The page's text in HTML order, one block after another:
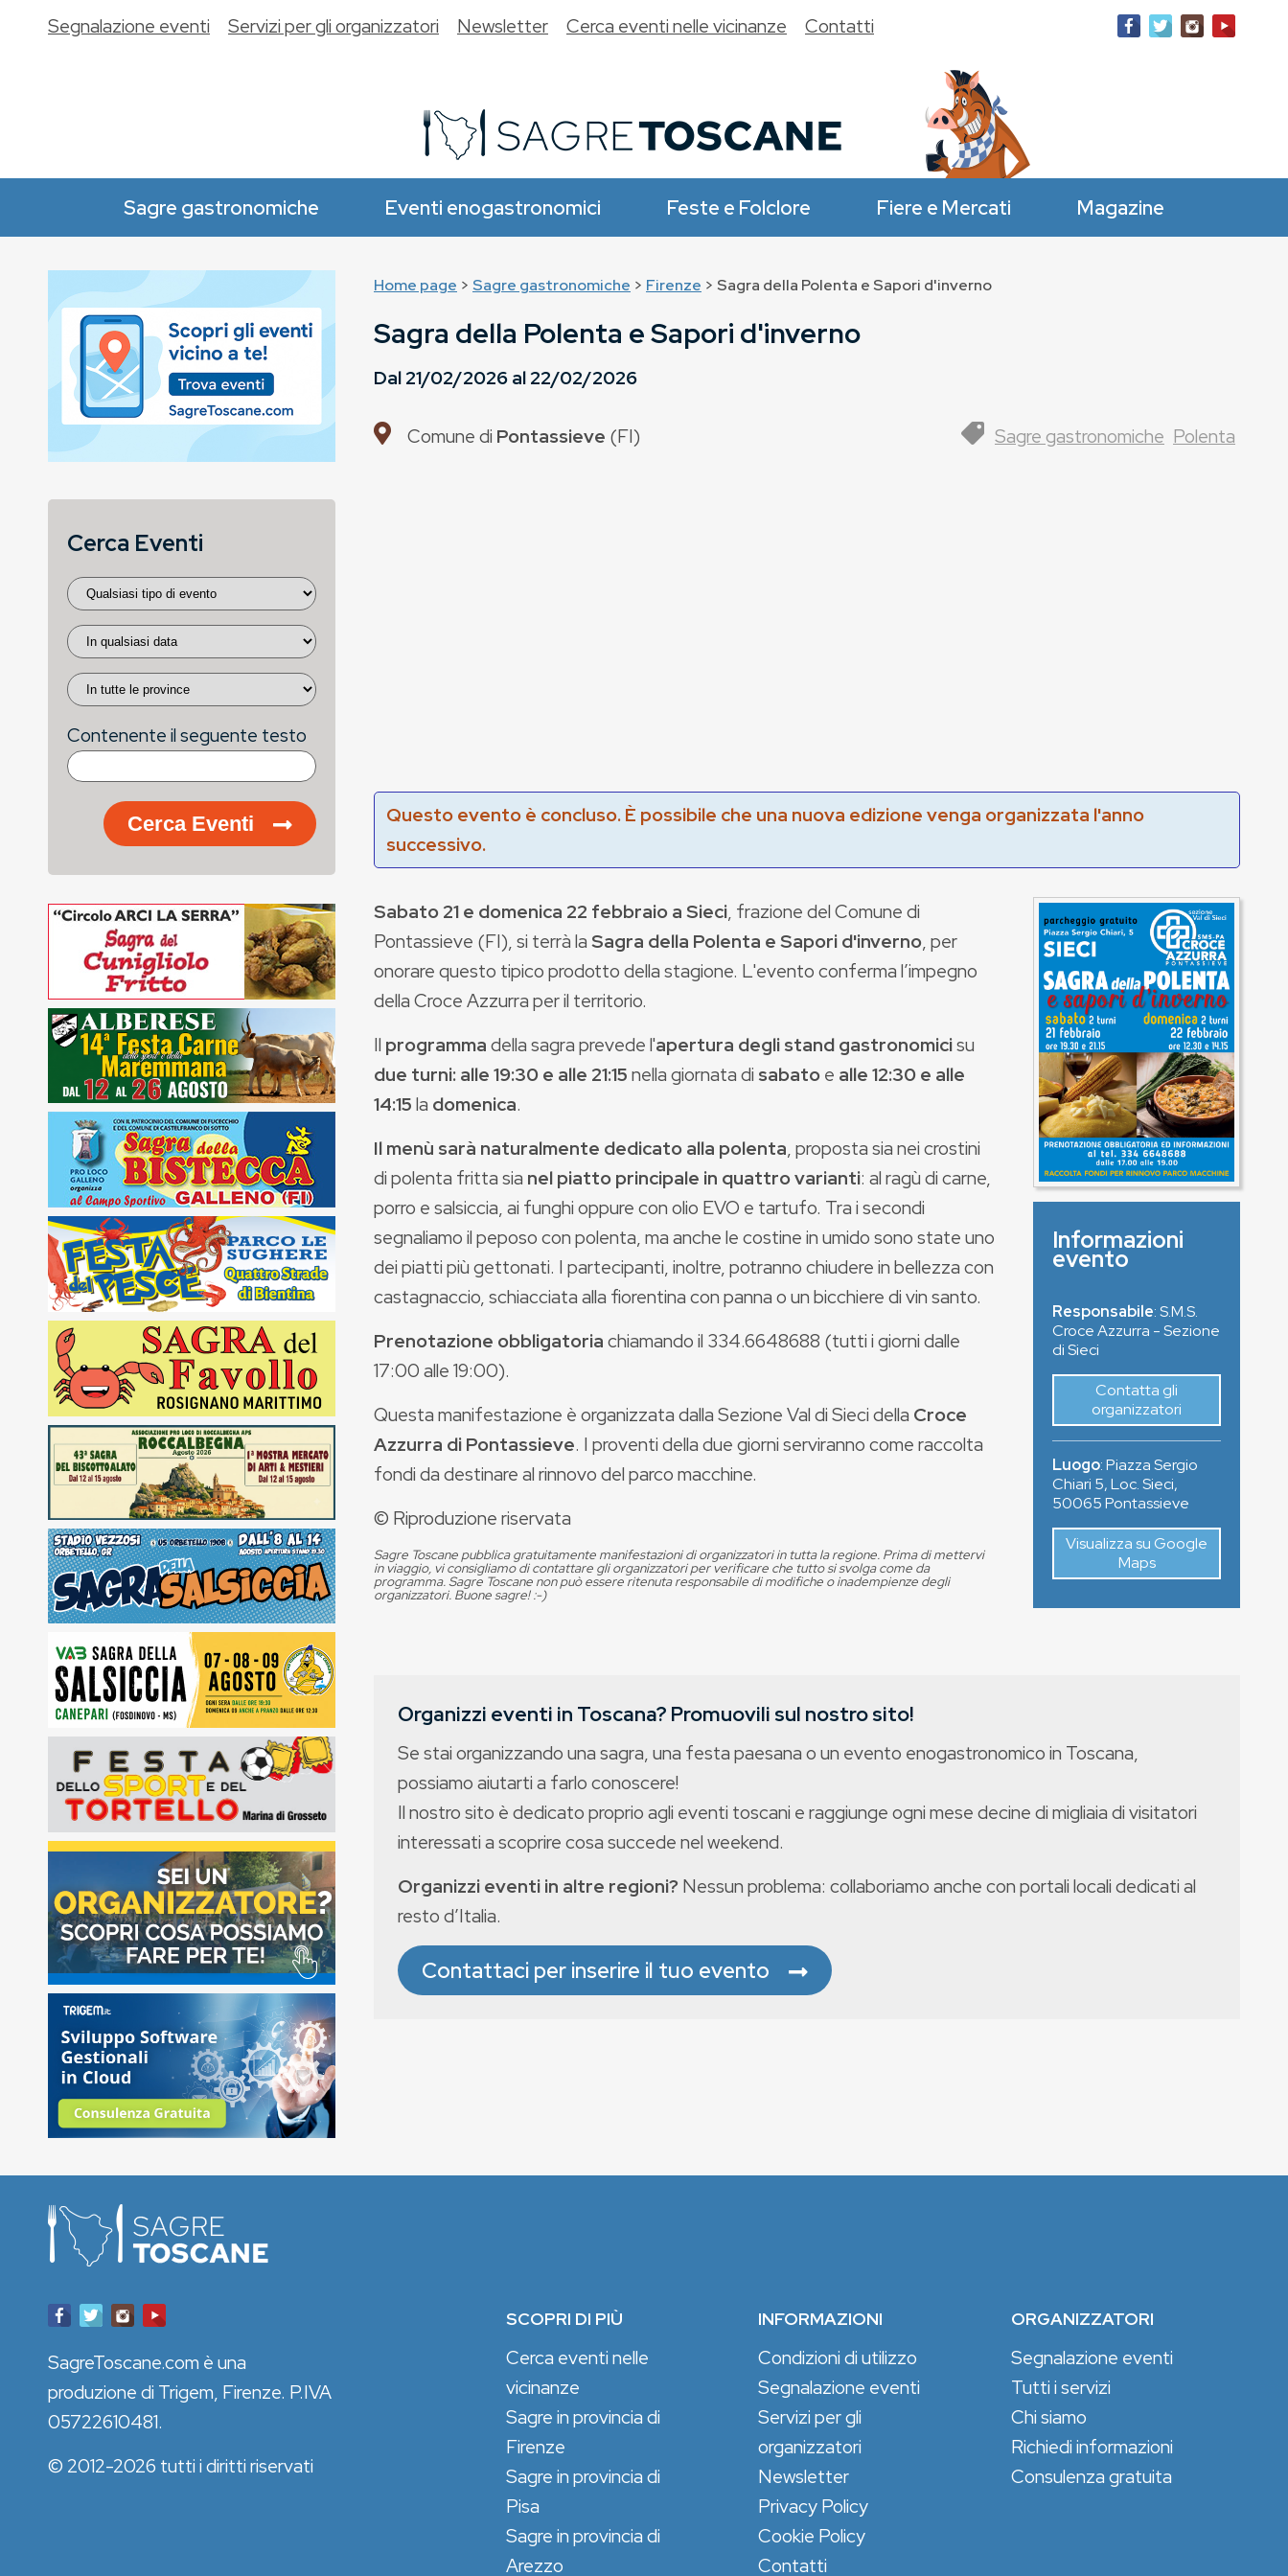
Sagre gastronomiche Eventi enogastronomici Feste e Folclore Fiere e Mercati Magazine
Segnalazione eventi Servizi per gli organizzatori Newsletter Cerca eventi nelle vicinanze Contatti
Home page > Sagre gastronomiche > Firenze > Sagra della Polenta e Sapori d'inverno
Sagra della Polenta e Sapori d'inverno
Dal21/02/2026al22/02/2026
Comune di Pontassieve (FI) Sagre gastronomiche Polenta
Questo evento è concluso. È possibile che una nuova edizione venga organizzata l'anno
successivo.
Sabato 21 e domenica 22 febbraio a Sieci, frazione del Comune di
Pontassieve (FI), si terrà laSagra della Polenta e Sapori d'inverno, per
onorare questo tipico prodotto della stagione. L'evento conferma l’impegno
della Croce Azzurra per il territorio.
Il programmadella sagra prevede l'apertura degli stand gastronomicisu
due turni: alle 19:30 e alle 21:15nella giornata di sabatoe alle 12:30 e alle
14:15la domenica.
Il menù sarà naturalmente dedicato alla polenta, proposta sia nei crostini
di polenta fritta sia nel piatto principale in quattro varianti: al ragù di carne,
porro e salsiccia, ai funghi oppure con olio EVO e tartufo. Tra i secondi
segnaliamo il peposo con polenta, ma anche le costine in umido sono state uno
dei piatti più gettonati. I partecipanti, inoltre, potranno chiudere in bellezza con
castagnaccio, schiacciata alla fiorentina con panna o un bicchiere di vin santo.
Prenotazione obbligatoriachiamando il 334.6648688 (tutti i giorni dalle
17:00 alle 19:00).
Questa manifestazione è organizzata dalla Sezione Val di Sieci della Croce
Azzurra di Pontassieve. I proventi della due giorni serviranno come raccolta
fondi da destinare al rinnovo del parco macchine.
© Riproduzione riservata
Sagre Toscane pubblica gratuitamente manifestazioni di organizzatori in tutta la regione. Prima di mettervi
in viaggio, vi consigliamo di contattare gli organizzatori per verificare che tutto si svolga come da
programma. Sagre Toscane non può essere ritenuta responsabile di modifiche o inadempienze degli
organizzatori. Buone sagre! :-)
Informazioni
evento
Responsabile: S.M.S.
Croce Azzurra - Sezione
di Sieci
Contatta gli
organizzatori
Luogo:Piazza Sergio
Chiari 5, Loc. Sieci,
50065Pontassieve
Visualizza su Google
Maps
Organizzi eventi in Toscana? Promuovili sul nostro sito!
Se stai organizzando una sagra, una festa paesana o un evento enogastronomico in Toscana,
possiamo aiutarti a farlo conoscere!
Il nostro sito è dedicato proprio agli eventi toscani e raggiunge ogni mese decine di migliaia di visitatori
interessati a scoprire cosa succede nel weekend.
Organizzi eventi in altre regioni? Nessun problema: collaboriamo anche con portali locali dedicati al
resto d’Italia.
Contattaci per inserire il tuo evento
Cerca Eventi
Contenente il seguente testo
Cerca Eventi
SCOPRI DI PIÙ
Cerca eventi nelle
vicinanze
Sagre in provincia di
Firenze
Sagre in provincia di
Pisa
Sagre in provincia di
Arezzo
INFORMAZIONI
Condizioni di utilizzo
Segnalazione eventi
Servizi per gli
organizzatori
Newsletter
Privacy Policy
Cookie Policy
Contatti
ORGANIZZATORI
Segnalazione eventi
Tutti i servizi
Chi siamo
Richiedi informazioni
Consulenza gratuita
SagreToscane.com è una
produzione di Trigem, Firenze. P.IVA
05722610481.
© 2012-2026 tutti i diritti riservati